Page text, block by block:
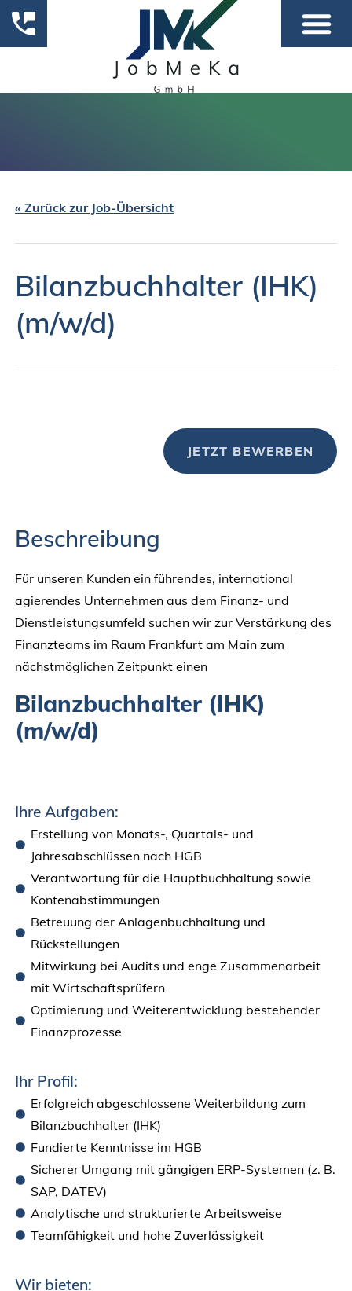
« Zurück zur Job-Übersicht
Bilanzbuchhalter (IHK)
(m/w/d)
JETZT BEWERBEN
Beschreibung
Für unseren Kunden ein führendes, international
agierendes Unternehmen aus dem Finanz- und
Dienstleistungsumfeld suchen wir zur Verstärkung des
Finanzteams im Raum Frankfurt am Main zum
nächstmöglichen Zeitpunkt einen
Bilanzbuchhalter (IHK)
(m/w/d)
Ihre Aufgaben:
Erstellung von Monats-, Quartals- und
Jahresabschlüssen nach HGB
Verantwortung für die Hauptbuchhaltung sowie
Kontenabstimmungen
Betreuung der Anlagenbuchhaltung und
Rückstellungen
Mitwirkung bei Audits und enge Zusammenarbeit
mit Wirtschaftsprüfern
Optimierung und Weiterentwicklung bestehender
Finanzprozesse
Ihr Profil:
Erfolgreich abgeschlossene Weiterbildung zum
Bilanzbuchhalter (IHK)
Fundierte Kenntnisse im HGB
Sicherer Umgang mit gängigen ERP-Systemen (z. B.
SAP, DATEV)
Analytische und strukturierte Arbeitsweise
Teamfähigkeit und hohe Zuverlässigkeit
Wir bieten: